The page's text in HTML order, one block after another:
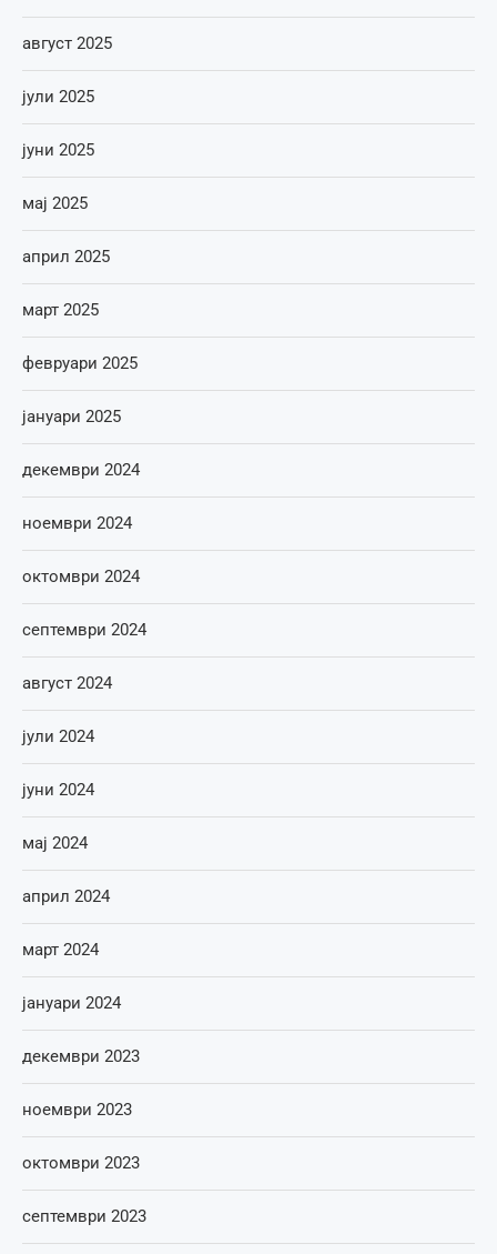
август 2025
јули 2025
јуни 2025
мај 2025
април 2025
март 2025
февруари 2025
јануари 2025
декември 2024
ноември 2024
октомври 2024
септември 2024
август 2024
јули 2024
јуни 2024
мај 2024
април 2024
март 2024
јануари 2024
декември 2023
ноември 2023
октомври 2023
септември 2023